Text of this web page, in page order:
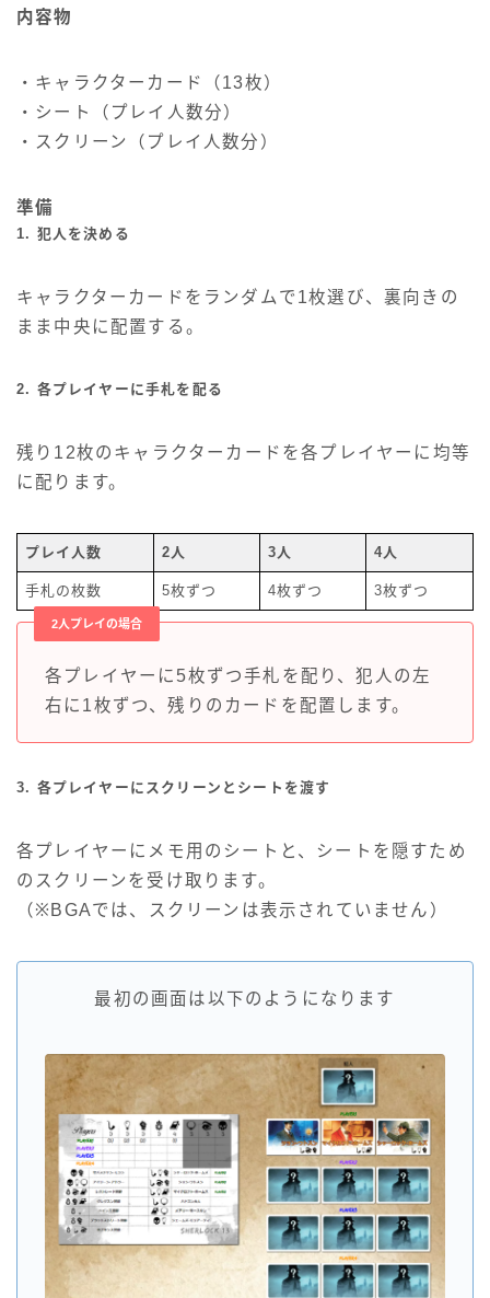
内容物
・キャラクターカード（13枚）
・シート（プレイ人数分）
・スクリーン（プレイ人数分）
準備
1. 犯人を決める
キャラクターカードをランダムで1枚選び、裏向きの
まま中央に配置する。
2. 各プレイヤーに手札を配る
残り12枚のキャラクターカードを各プレイヤーに均等
に配ります。
プレイ人数 2人 3人 4人
手札の枚数 5枚ずつ 4枚ずつ 3枚ずつ
2人プレイの場合
各プレイヤーに5枚ずつ手札を配り、犯人の左
右に1枚ずつ、残りのカードを配置します。
3. 各プレイヤーにスクリーンとシートを渡す
各プレイヤーにメモ用のシートと、シートを隠すため
のスクリーンを受け取ります。
（※BGAでは、スクリーンは表示されていません）
最初の画面は以下のようになります